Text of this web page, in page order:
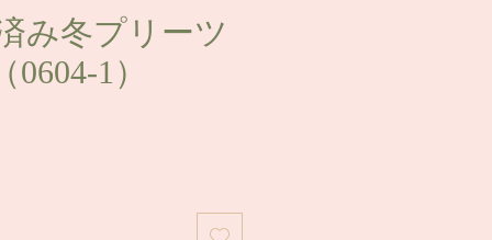
み冬プリーツ
1）